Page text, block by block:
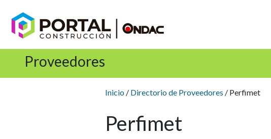
Proveedores
Inicio / Directorio de Proveedores / Perfimet
Perfimet